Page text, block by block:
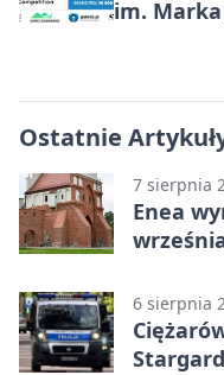
im.
Ostatnie
7 sierpnia
Enea
6 sierpnia